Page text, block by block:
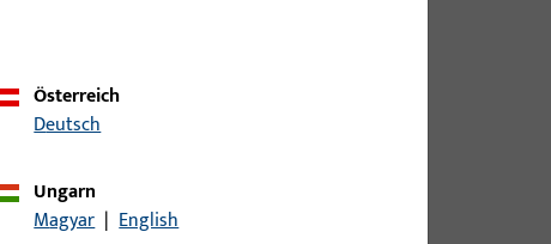
Österreich
Deutsch
Ungarn
Magyar | English